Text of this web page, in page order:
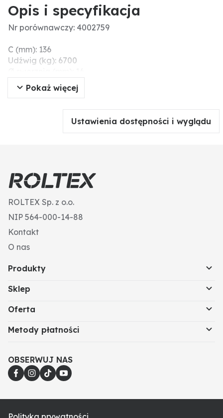
Opis i specyfikacja
Nr porównawczy: 4002759
C (mm): 136
Udźwig (kg): 6700
D (mm): 15
B (mm): 66
Pokaż więcej
Ustawienia dostępności i wyglądu
ROLTEX Sp. z o.o.
NIP 564-000-14-88
Kontakt
O nas
Produkty
Sklep
Oferta
Metody płatności
OBSERWUJ NAS